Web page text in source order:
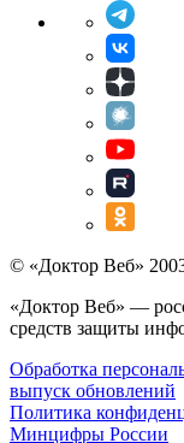
© «Доктор Веб»
«Доктор Веб» —
средств защиты
Обработка
выпуск обновлений
Политика
Минцифры России